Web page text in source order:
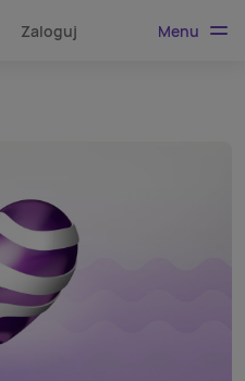
Zaloguj Menu